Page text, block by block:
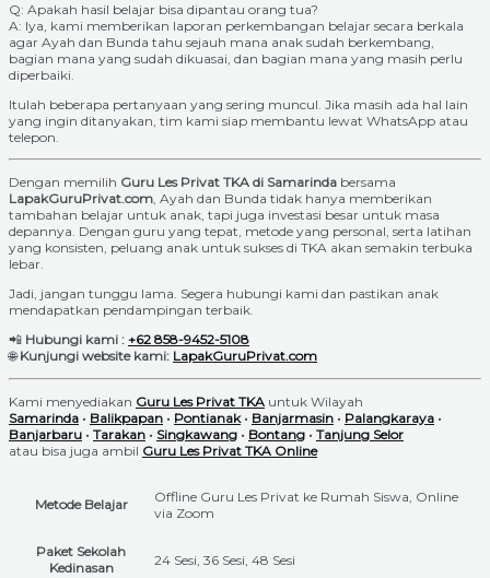
Q: Apakah hasil belajar bisa dipantau orang tua?
A: Iya, kami memberikan laporan perkembangan belajar secara berkala
agar Ayah dan Bunda tahu sejauh mana anak sudah berkembang,
bagian mana yang sudah dikuasai, dan bagian mana yang masih perlu
diperbaiki.
Itulah beberapa pertanyaan yang sering muncul. Jika masih ada hal lain
yang ingin ditanyakan, tim kami siap membantu lewat WhatsApp atau
telepon.
Dengan memilih Guru Les Privat TKA di Samarinda bersama
LapakGuruPrivat.com, Ayah dan Bunda tidak hanya memberikan
tambahan belajar untuk anak, tapi juga investasi besar untuk masa
depannya. Dengan guru yang tepat, metode yang personal, serta latihan
yang konsisten, peluang anak untuk sukses di TKA akan semakin terbuka
lebar.
Jadi, jangan tunggu lama. Segera hubungi kami dan pastikan anak
mendapatkan pendampingan terbaik.
📲 Hubungi kami : +62 858-9452-5108
🌐Kunjungi website kami: LapakGuruPrivat.com
Kami menyediakan Guru Les Privat TKA untuk Wilayah
Samarinda • Balikpapan • Pontianak• Banjarmasin • Palangkaraya •
Banjarbaru • Tarakan • Singkawang • Bontang • Tanjung Selor
atau bisa juga ambil Guru Les Privat TKA Online
Metode Belajar
Offline Guru Les Privat ke Rumah Siswa, Online
via Zoom
Paket Sekolah
Kedinasan
24 Sesi, 36 Sesi, 48 Sesi